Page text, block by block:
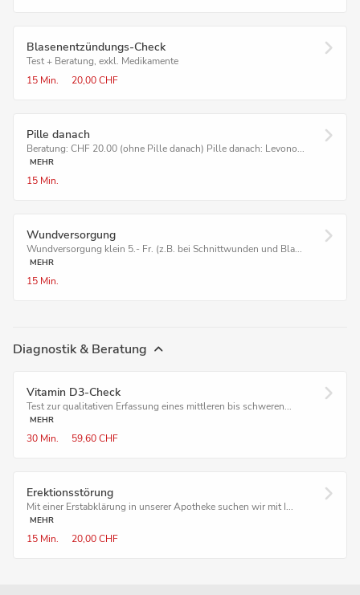
Blasenentzündungs-Check
Test + Beratung, exkl. Medikamente
15 Min.
20,00 CHF
Pille danach
Beratung: CHF 20.00 (ohne Pille danach) Pille danach: Levono...
MEHR
15 Min.
Wundver­sorgung
Wundversorgung klein 5.- Fr. (z.B. bei Schnittwunden und Bla...
MEHR
15 Min.
Diagnostik & Beratung
Vitamin D3-Check
Test zur qualitativen Erfassung eines mittleren bis schweren...
MEHR
30 Min. 59,60 CHF
Erektionsstörung
Mit einer Erstabklärung in unserer Apotheke suchen wir mit I...
MEHR
15 Min. 20,00 CHF